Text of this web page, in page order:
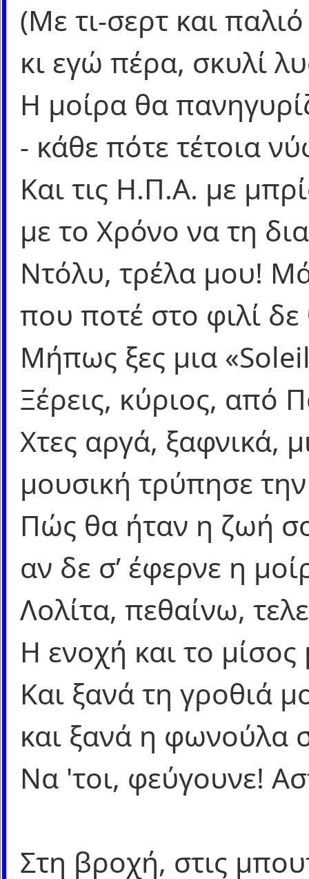
(Με τι-σερτ και
κι εγώ πέρα, σκυλί
Η μοίρα θα
- κάθε πότε τέτοια
Και τις Η.Π.Α. με
με το Χρόνο να τη
Ντόλυ, τρέλα μου!
που ποτέ στο φιλί δε
Μήπως ξες μια
Ξέρεις, κύριος, από
Χτες αργά, ξαφνικά,
μουσική τρύπησε
Πώς θα ήταν η ζωή
αν δε σ’ έφερνε η
Λολίτα, πεθαίνω,
Η ενοχή και το μίσος
Και ξανά τη γροθιά
και ξανά η φωνούλα
Να 'τοι, φεύγουνε!
Στη βροχή, στις